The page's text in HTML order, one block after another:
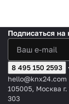
Подписаться на
8 495 150 2593
hello@knx24.com
105005, Москва
303